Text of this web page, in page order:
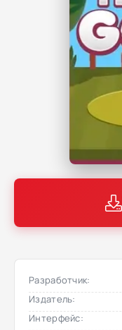
Разработчик:
Издатель:
Интерфейс: